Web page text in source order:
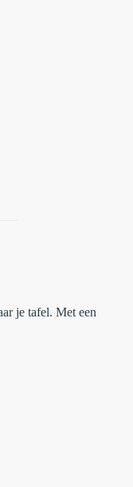
je tafel. Met een